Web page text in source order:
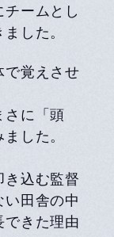
ームとし
した。
で覚えさせ
さに「頭
した。
き込む監督
田舎の中
きた理由